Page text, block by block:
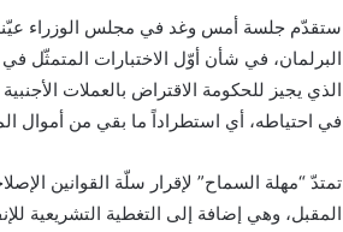
ستقدّم جلسة أمس وغد في مجلس الوزراء
البرلمان، في شأن أوّل الاختبارات المتمثّل
الذي يجيز للحكومة الاقتراض بالعملات
في احتياطه، أي استطراداً ما بقي من أموال
تمتدّ “مهلة السماح” لإقرار سلّة القوانين
المقبل، وهي إضافة إلى التغطية التشريعية